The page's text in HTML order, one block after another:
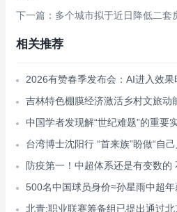
下一篇：多个城市拟于近日降低二套
相关推荐
2026有赞春季发布会：AI进入效
吉林特色棚膜经济激活乡村文旅动
中国学者发现解“世纪难题”的重要
台湾博士沈阳行 “首来族”盼做“自己
防疫第一！中超体系还是有变数的
500名中国球员身价≈孙星雨中超
北青:职业联赛筹备组已提出通过